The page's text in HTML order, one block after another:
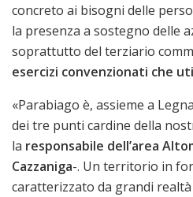
concreto ai bisogni delle
la presenza a sostegno delle
soprattutto del terziario
esercizi convenzionati che
«Parabiago è, assieme a
dei tre punti cardine della
la responsabile dell’area
Cazzaniga-. Un territorio in
caratterizzato da grandi